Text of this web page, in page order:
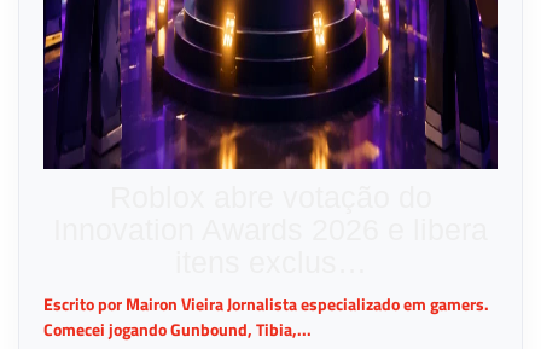
Escrito por Mairon Vieira Jornalista especializado em gamers.
Comecei jogando Gunbound, Tibia,...